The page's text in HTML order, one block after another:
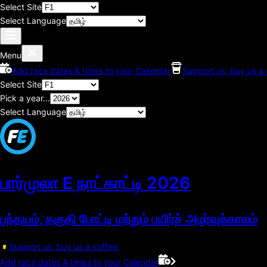
Select Site
Select Language
Menu
Add race dates & times to your Calendar
Support us, buy us a
Select Site
Pick a year...
Select Language
பார்முலா E நாட்காட்டி 2026
பந்தயம், தகுதி போட்டி மற்றும் பயிர்ச் அமர்வுக்காலம்
Support us, buy us a coffee.
Add race dates & times to your Calendar